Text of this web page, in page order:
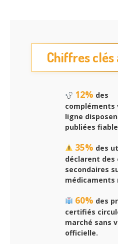
Chiffres
12% des
compléments
ligne
publiées
35% des
déclarent des
secondaires
médicaments
60% des
certifiés
marché sans
officielle.